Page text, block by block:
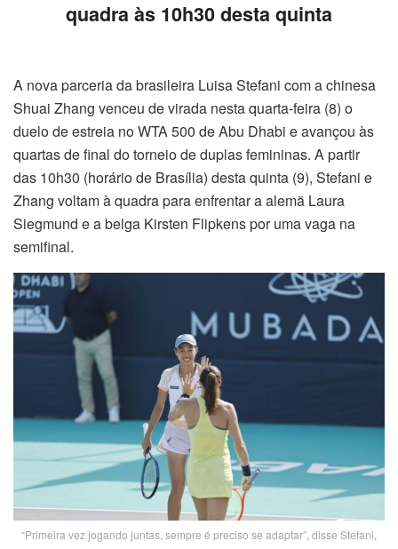
quadra às 10h30 desta quinta
A nova parceria da brasileira Luisa Stefani com a chinesa
Shuai Zhang venceu de virada nesta quarta-feira (8) o
duelo de estreia no WTA 500 de Abu Dhabi e avançou às
quartas de final do torneio de duplas femininas. A partir
das 10h30 (horário de Brasília) desta quinta (9), Stefani e
Zhang voltam à quadra para enfrentar a alemã Laura
Siegmund e a belga Kirsten Flipkens por uma vaga na
semifinal.
“Primeira vez jogando juntas, sempre é preciso se adaptar”, disse Stefani,